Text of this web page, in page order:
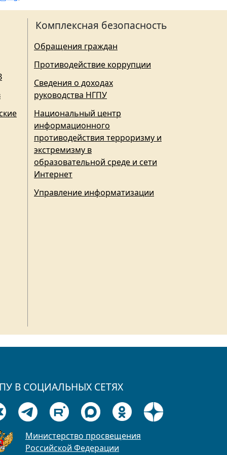
Комплексная безопасность
Обращения граждан
Противодействие коррупции
Сведения о доходах
руководства НГПУ
Национальный центр
информационного
противодействия терроризму и
экстремизму в
образовательной среде и сети
Интернет
Управление информатизации
В СОЦИАЛЬНЫХ СЕТЯХ
Министерство просвещения
Российской Федерации